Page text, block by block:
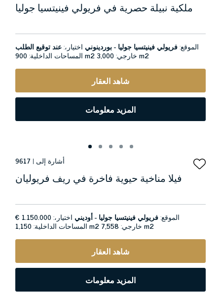
ملكية نبيلة حصرية في فريولي فينيتسيا جوليا
الموقع:فريولي فينيتسيا جوليا - بوردينوني اختيار،:عند توقيع الطلب
المساحات الداخلية: 900 m2 خارجي: 3,000 m2
شاهد العقار
المزيد معلومات
أشارة إلى | 9617
فيلا مناخية حيوية فاخرة في ريف فريوليان
الموقع:فريولي فينيتسيا جوليا - أوديني اختيار،:1.150.000 €
المساحات الداخلية:1,150 m2 خارجي: 7,558 m2
شاهد العقار
المزيد معلومات